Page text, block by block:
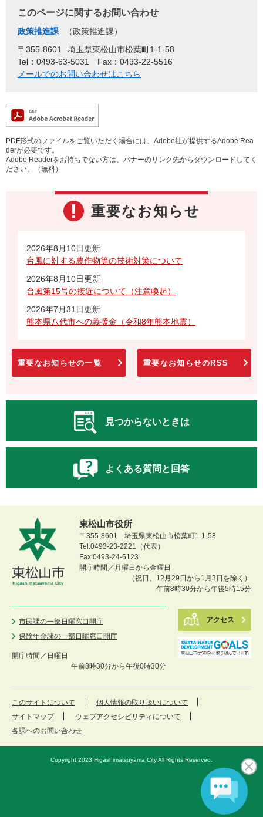
このページに関するお問い合わせ
政策推進課
政策推進課
〒355-8601
埼玉県東松山市松葉町1-1-58
Tel：0493-63-5031
Fax：0493-22-5516
メールでのお問い合わせはこちら
PDF形式のファイルをご覧いただく場合には、Adobe社が提供するAdobe Rea
derが必要です。
Adobe Readerをお持ちでない方は、バナーのリンク先からダウンロードしてく
ださい。（無料）
重要なお知らせ
2026年8月10日更新
台風に対する農作物等の技術対策について
2026年8月10日更新
台風第15号の接近について（注意喚起）
2026年7月31日更新
熊本県八代市への義援金（令和8年熊本地震）
重要なお知らせの一覧 重要なお知らせのRSS
見つからないときは
よくある質問と回答
東松山市役所
〒355-8601 埼玉県東松山市松葉町1-1-58
Tel:0493-23-2221（代表）
Fax:0493-24-6123
開庁時間／月曜日から金曜日
（祝日、12月29日から1月3日を除く）
午前8時30分から午後5時15分
市民課の一部日曜窓口開庁
保険年金課の一部日曜窓口開庁
開庁時間／ 日曜日
午前8時30分から午後0時30分
アクセス
このサイトについて
個人情報の取り扱いについて
サイトマップ
ウェブアクセシビリティについて
各課へのお問い合わせ
Copyright 2023 Higashimatsuyama City All Rights Reserved.